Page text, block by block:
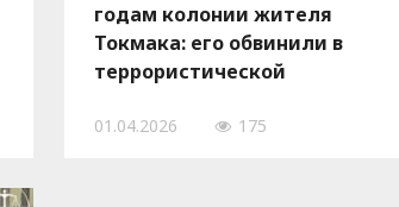
годам колонии жителя
Токмака: его обвинили в
террористической
01.04.2026 175